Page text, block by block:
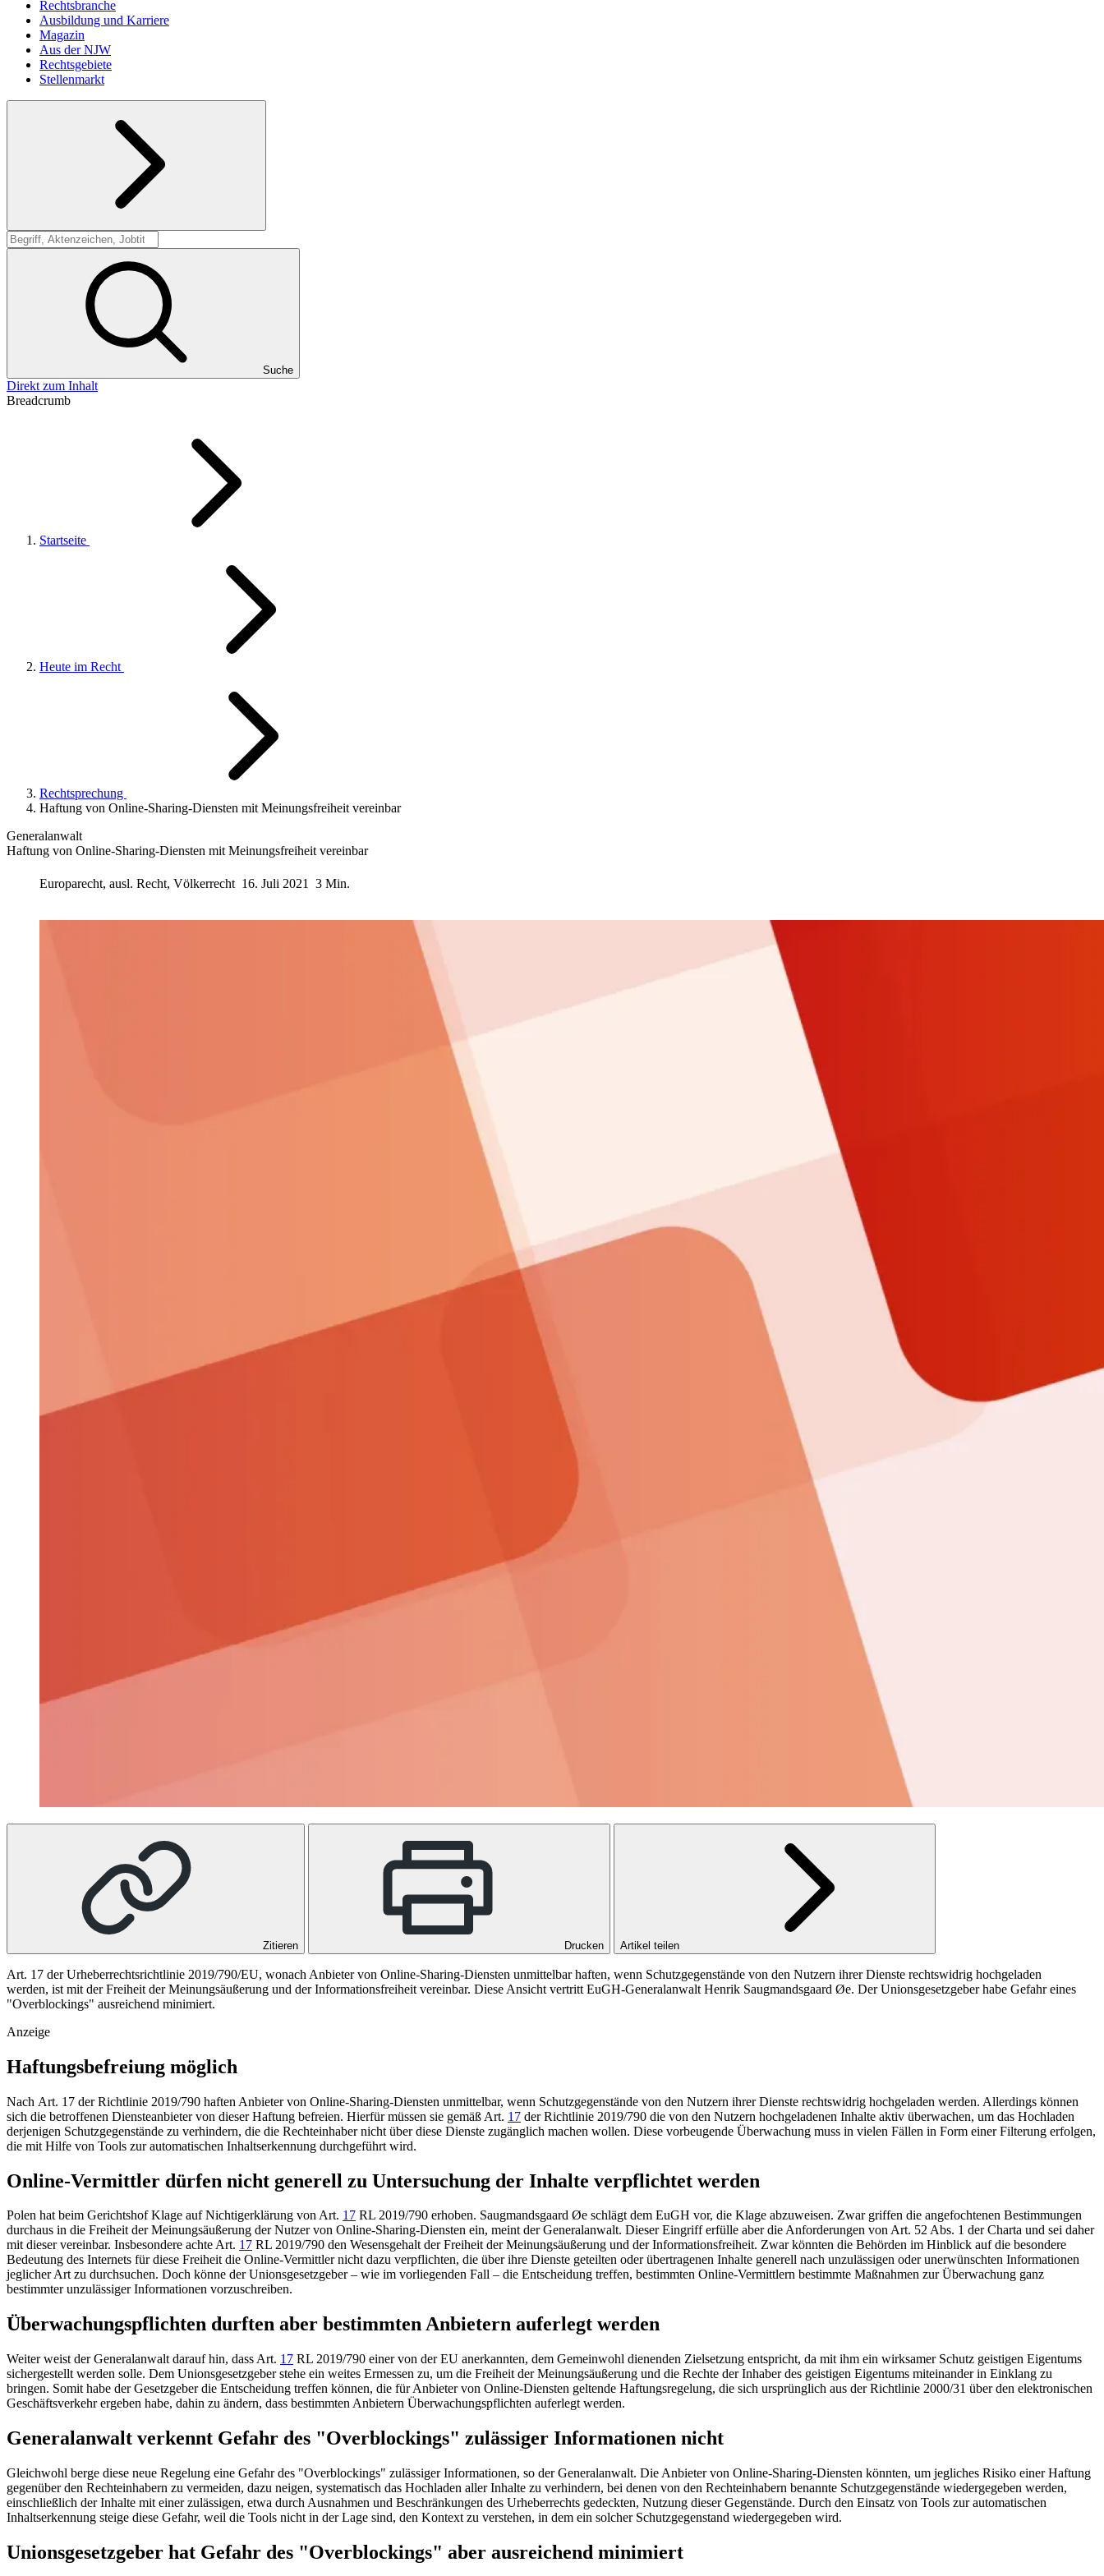
Rechtsbranche
Ausbildung und Karriere
Magazin
Aus der NJW
Rechtsgebiete
Stellenmarkt
Suche
Suche
Direkt zum Inhalt
Breadcrumb
Startseite
Heute im Recht
Rechtsprechung
Haftung von Online-Sharing-Diensten mit Meinungsfreiheit vereinbar
Generalanwalt
Haftung von Online-Sharing-Diensten mit Meinungsfreiheit vereinbar
Europarecht, ausl. Recht, Völkerrecht 16. Juli 2021 3 Min.
Zitieren Drucken Artikel teilen
Art. 17 der Urheberrechtsrichtlinie 2019/790/EU, wonach Anbieter von Online-Sharing-Diensten unmittelbar haften, wenn Schutzgegenstände von den Nutzern ihrer Dienste rechtswidrig hochgeladen
werden, ist mit der Freiheit der Meinungsäußerung und der Informationsfreiheit vereinbar. Diese Ansicht vertritt EuGH-Generalanwalt Henrik Saugmandsgaard Øe. Der Unionsgesetzgeber habe Gefahr eines
"Overblockings" ausreichend minimiert.
Anzeige
Haftungsbefreiung möglich
Nach Art. 17 der Richtlinie 2019/790 haf­ten An­bie­ter von On­line-Sharing-Diens­ten un­mit­tel­bar, wenn Schutz­ge­gen­stän­de von den Nut­zern ihrer Diens­te rechts­wid­rig hoch­ge­la­den wer­den. Allerdings können
sich die betroffenen Diensteanbieter von dieser Haftung befreien. Hierfür müssen sie gemäß Art. 17 der Richtlinie 2019/790 die von den Nutzern hochgeladenen Inhalte aktiv überwachen, um das Hochladen
derjenigen Schutzgegenstände zu verhindern, die die Rechteinhaber nicht über diese Dienste zugänglich machen wollen. Diese vorbeugende Überwachung muss in vielen Fällen in Form einer Filterung erfolgen,
die mit Hilfe von Tools zur automatischen Inhaltserkennung durchgeführt wird.
Online-Vermittler dürfen nicht generell zu Untersuchung der Inhalte verpflichtet werden
Polen hat beim Gerichtshof Klage auf Nichtigerklärung vonArt. 17 RL 2019/790 erhoben. Saugmandsgaard Øe schlägt dem EuGH vor, die Klage abzuweisen. Zwar griffen die angefochtenen Bestimmungen
durchaus in die Freiheit der Meinungsäußerung der Nutzer von Online-Sharing-Diensten ein, meint derGeneralanwalt. Dieser Eingriff erfülle aber die Anforderungen vonArt. 52 Abs. 1 der Charta und sei daher
mit dieser vereinbar. Insbesondere achteArt. 17 RL 2019/790 den Wesensgehalt der Freiheit der Meinungsäußerung und der Informationsfreiheit. Zwar könnten die Behörden im Hinblick auf die besondere
Bedeutung des Internets für diese Freiheit die Online-Vermittler nicht dazu verpflichten, die über ihre Dienste geteilten oder übertragenen Inhalte generell nach unzulässigen oder unerwünschten Informationen
jeglicher Art zu durchsuchen. Doch könne der Unionsgesetzgeber – wie im vorliegenden Fall – die Entscheidung treffen, bestimmten Online-Vermittlern bestimmte Maßnahmen zur Überwachung ganz
bestimmter unzulässiger Informationen vorzuschreiben.
Überwachungspflichten durften aber bestimmten Anbietern auferlegt werden
Weiter weist derGeneralanwalt darauf hin, dass Art. 17 RL 2019/790 einer von der EU anerkannten, dem Gemeinwohl dienenden Zielsetzung entspricht, da mit ihm ein wirksamer Schutz geistigen Eigentums
sichergestellt werden solle. Dem Unionsgesetzgeber stehe ein weites Ermessen zu, um die Freiheit der Meinungsäußerung und die Rechte der Inhaber des geistigen Eigentums miteinander in Einklang zu
bringen. Somit habe der Gesetzgeber die Entscheidung treffen können, die für Anbieter von Online-Diensten geltende Haftungsregelung, die sich ursprünglich aus der Richtlinie 2000/31 über den elektronischen
Geschäftsverkehr ergeben habe, dahin zu ändern, dass bestimmten Anbietern Überwachungspflichten auferlegt werden.
Generalanwalt verkennt Gefahr des "Overblockings" zulässiger Informationen nicht
Gleichwohl berge diese neue Regelung eine Gefahr des "Overblockings" zulässiger Informationen, so derGeneralanwalt. Die Anbieter von Online-Sharing-Diensten könnten, um jegliches Risiko einer Haftung
gegenüber den Rechteinhabern zu vermeiden, dazu neigen, systematisch das Hochladen aller Inhalte zu verhindern, bei denen von den Rechteinhabern benannte Schutzgegenstände wiedergegeben werden,
einschließlich der Inhalte mit einer zulässigen, etwa durch Ausnahmen und Beschränkungen des Urheberrechts gedeckten, Nutzung dieser Gegenstände. Durch den Einsatz von Tools zur automatischen
Inhaltserkennung steige diese Gefahr, weil die Tools nicht in der Lage sind, den Kontext zu verstehen, in dem ein solcher Schutzgegenstand wiedergegeben wird.
Unionsgesetzgeber hat Gefahr des "Overblockings" aber ausreichend minimiert